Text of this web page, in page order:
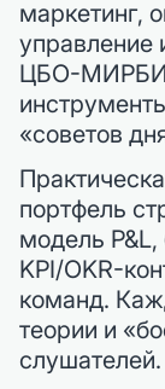
маркетинг,
ЦБО-
«советов
портфель
модель
KPI/OKR-
команд.
теории и
слушателей.